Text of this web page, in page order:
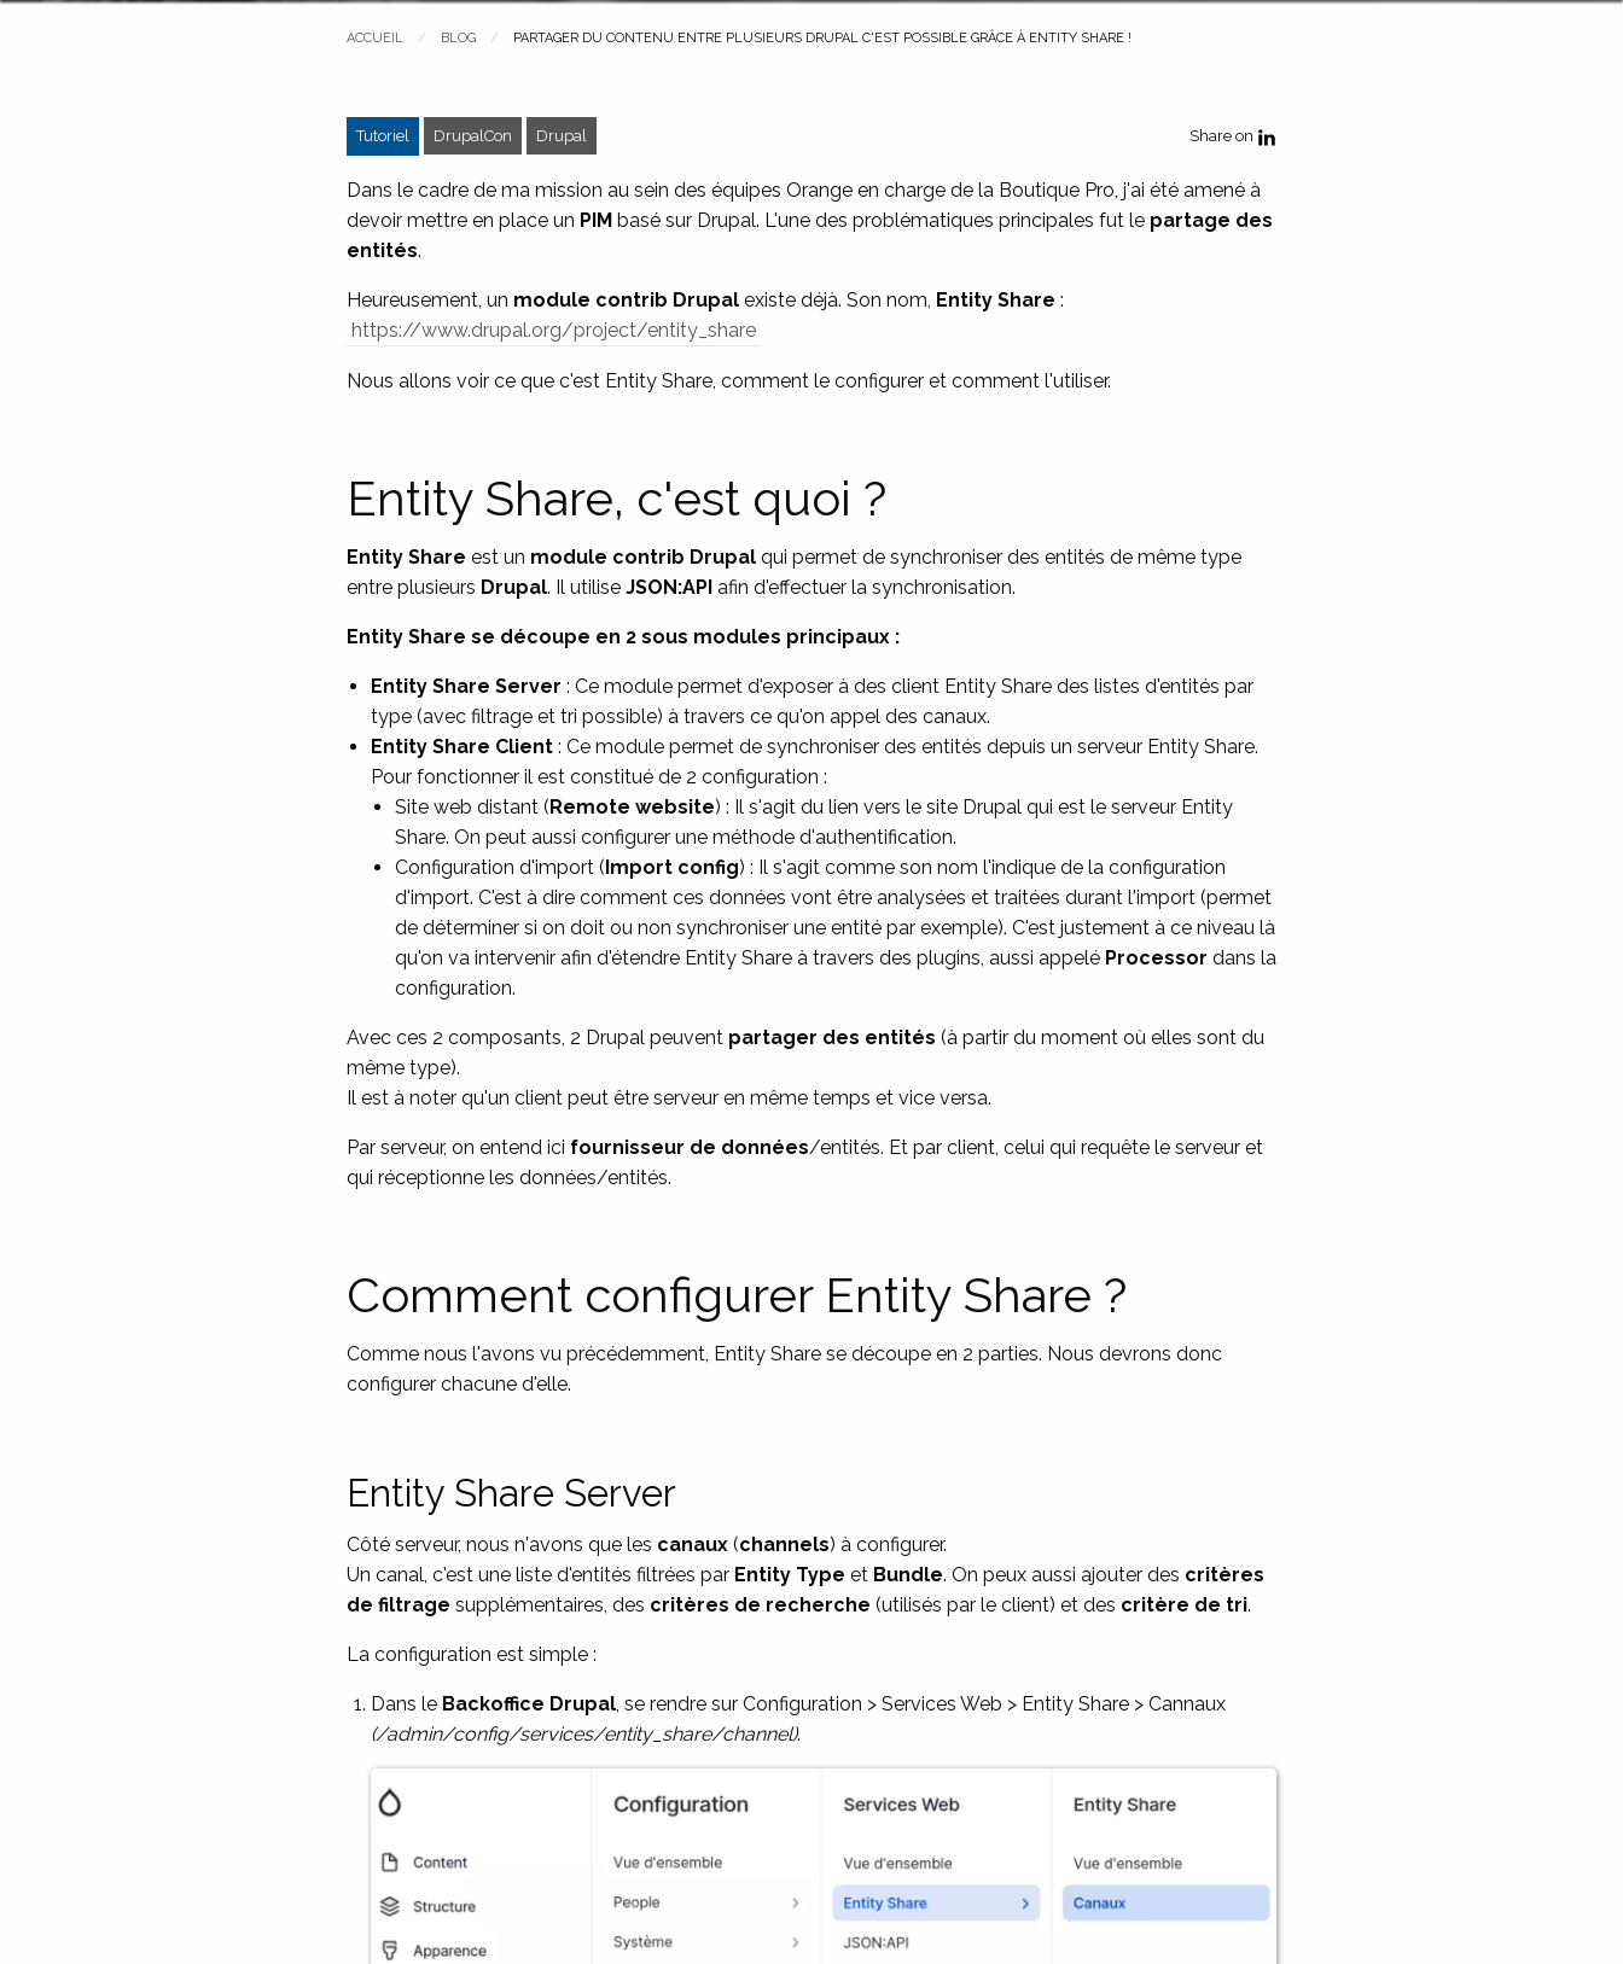
ACCUEIL BLOG PAGE COURANTE :
PARTAGER DU CONTENU ENTRE PLUSIEURS DRUPAL C'EST POSSIBLE GRÂCE À ENTITY SHARE !
Tutoriel DrupalCon Drupal Share on
Dans le cadre de ma mission au sein des équipes Orange en charge de la Boutique Pro, j'ai été amené à
devoir mettre en place un PIM basé sur Drupal. L'une des problématiques principales fut le partage des
entités.
Heureusement, un module contrib Drupal existe déjà. Son nom, Entity Share :
https://www.drupal.org/project/entity_share
Nous allons voir ce que c'est Entity Share, comment le configurer et comment l'utiliser.
Entity Share, c'est quoi ?
Entity Share est un module contrib Drupal qui permet de synchroniser des entités de même type
entre plusieurs Drupal. Il utilise JSON:API afin d'effectuer la synchronisation.
Entity Share se découpe en 2 sous modules principaux :
Entity Share Server : Ce module permet d'exposer à des client Entity Share des listes d'entités par
type (avec filtrage et tri possible) à travers ce qu'on appel des canaux.
Entity Share Client : Ce module permet de synchroniser des entités depuis un serveur Entity Share.
Pour fonctionner il est constitué de 2 configuration :
Site web distant (Remote website) : Il s'agit du lien vers le site Drupal qui est le serveur Entity
Share. On peut aussi configurer une méthode d'authentification.
Configuration d'import (Import config) : Il s'agit comme son nom l'indique de la configuration
d'import. C'est à dire comment ces données vont être analysées et traitées durant l'import (permet
de déterminer si on doit ou non synchroniser une entité par exemple). C'est justement à ce niveau là
qu'on va intervenir afin d'étendre Entity Share à travers des plugins, aussi appelé Processor dans la
configuration.
Avec ces 2 composants, 2 Drupal peuvent partager des entités (à partir du moment où elles sont du
même type).
Il est à noter qu'un client peut être serveur en même temps et vice versa.
Par serveur, on entend ici fournisseur de données/entités. Et par client, celui qui requête le serveur et
qui réceptionne les données/entités.
Comment configurer Entity Share ?
Comme nous l'avons vu précédemment, Entity Share se découpe en 2 parties. Nous devrons donc
configurer chacune d'elle.
Entity Share Server
Côté serveur, nous n'avons que les canaux (channels) à configurer.
Un canal, c'est une liste d'entités filtrées par Entity Type et Bundle. On peux aussi ajouter des critères
de filtrage supplémentaires, des critères de recherche (utilisés par le client) et des critère de tri.
La configuration est simple :
Dans le Backoffice Drupal, se rendre sur Configuration > Services Web > Entity Share > Cannaux
(/admin/config/services/entity_share/channel).
Image